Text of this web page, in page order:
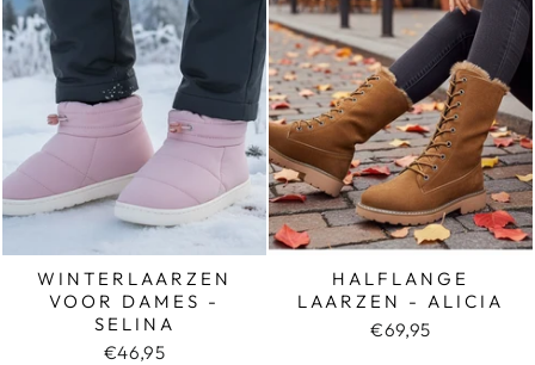
WINTERLAARZEN
VOOR DAMES -
SELINA
€46,95
HALFLANGE
LAARZEN - ALICIA
€69,95